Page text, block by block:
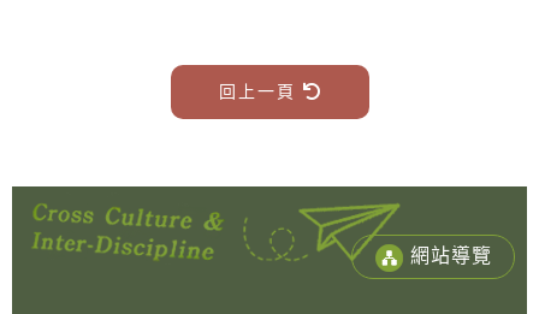
回上一頁
網站導覽